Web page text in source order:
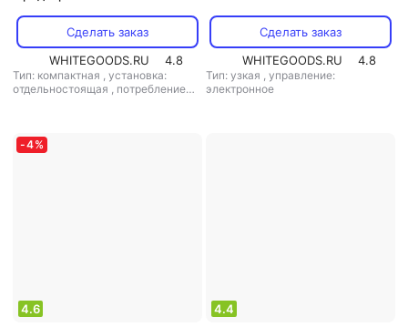
Сделать заказ
WHITEGOODS.RU
4.8
Тип: компактная , установка:
отдельностоящая , потребление
Сделать заказ
WHITEGOODS.RU
4.8
Тип: узкая , управление:
электронное
-4%
4.6 4.4